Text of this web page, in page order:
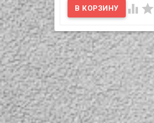
В наличии
Новинка, пульт Air Mouse
(воздушная мышь) с
клавиатурой на обратной
стороне. Устройство
выполняет две функции
одновременно, выступая в
качестве воздушной
мыши и клавиатуры. В
пульт встроен гироскоп и
когда вы переворачиваете
его, функция мыши
отключается и
активируется клавиатура.
Перевернули обратно –
клавиатура...
 